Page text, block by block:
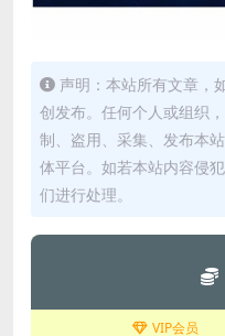
声明：本站所有文章，
创发布。任何个人或组织
制、盗用、采集、发布本
体平台。如若本站内容侵
们进行处理。
VIP会员